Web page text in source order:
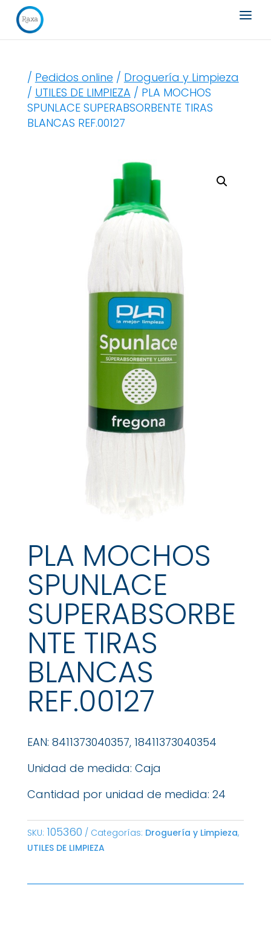
Búsqueda
de
productos
/ Pedidos online / Droguería y Limpieza
/ UTILES DE LIMPIEZA / PLA MOCHOS
SPUNLACE SUPERABSORBENTE TIRAS
BLANCAS REF.00127
PLA MOCHOS
SPUNLACE
SUPERABSORBE
NTE TIRAS
BLANCAS
REF.00127
EAN: 8411373040357, 18411373040354
Unidad de medida: Caja
Cantidad por unidad de medida: 24
SKU: 105360 Categorías: Droguería y Limpieza,
UTILES DE LIMPIEZA